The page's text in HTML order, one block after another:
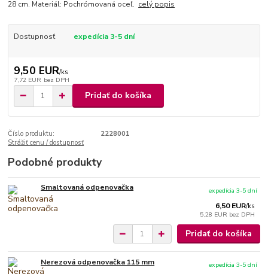
28 cm. Materiál: Pochrómovaná oceľ. celý popis
Dostupnosť expedícia 3-5 dní
9,50 EUR/ks
7,72 EUR bez DPH
Pridať do košíka
Číslo produktu:
2228001
Strážiť cenu / dostupnosť
Podobné produkty
Smaltovaná odpenovačka
6,50 EUR/ks
5,28 EUR bez DPH
expedícia 3-5 dní
Pridať do košíka
Nerezová odpenovačka 115 mm
expedícia 3-5 dní